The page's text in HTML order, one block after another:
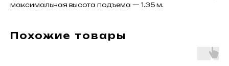
максимальная высота подъема — 1.35 м.
Похожие товары